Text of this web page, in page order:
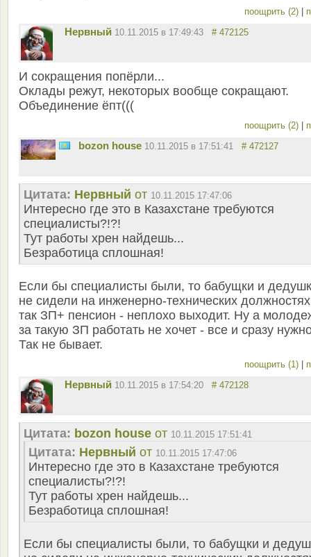
поощрить (2)
Нервный 10.11.2015 в 17:49:43 # 472125
И сокращения попёрли...
Оклады режут, некоторых вообще сокращают.
Объединение ёпт(((
поощрить (2)
bozon house 10.11.2015 в 17:51:41 # 472127
Цитата: Нервный от 10.11.2015 17:47:06
Интересно где это в Казахстане требуются
специалисты?!?!
Тут работы хрен найдешь...
Безработица сплошная!
Если бы специалисты были, то бабущки и
не сидели на инженерно-технических
так ЗП+ пенсион - неплохо выходит. Ну а
за такую ЗП работать не хочет - все и сразу
Так не бывает.
поощрить (1)
Нервный 10.11.2015 в 17:54:20 # 472128
Цитата: bozon house от 10.11.2015 17:51:41
Цитата: Нервный от 10.11.2015 17:47:06
Интересно где это в Казахстане требуются
специалисты?!?!
Тут работы хрен найдешь...
Безработица сплошная!
Если бы специалисты были, то бабущки и